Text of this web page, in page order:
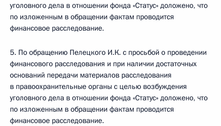
уголовного дела в отношении фонда «Статус» доложено, что
по изложенным в обращении фактам проводится
финансовое расследование.
5. По обращению Пелецкого И.К. с просьбой о проведении
финансового расследования и при наличии достаточных
оснований передачи материалов расследования
в правоохранительные органы с целью возбуждения
уголовного дела в отношении фонда «Статус» доложено, что
по изложенным в обращении фактам проводится
финансовое расследование.